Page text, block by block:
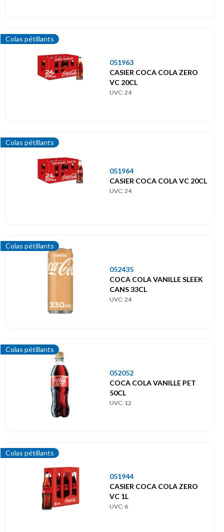
Colas pétillants
051963
CASIER COCA COLA ZERO
VC 20CL
UVC: 24
Colas pétillants
051964
CASIER COCA COLA VC 20CL
UVC: 24
Colas pétillants
052435
COCA COLA VANILLE SLEEK
CANS 33CL
UVC: 24
Colas pétillants
052052
COCA COLA VANILLE PET
50CL
UVC: 12
Colas pétillants
051944
CASIER COCA COLA ZERO
VC 1L
UVC: 6